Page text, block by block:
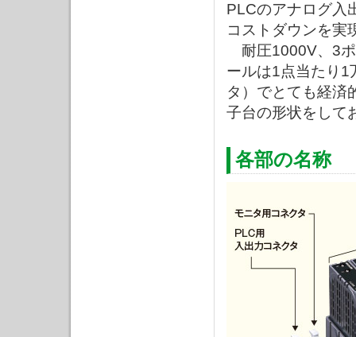
PLCのアナログ入
コストダウンを実
耐圧1000V、3ポ
ールは1点当たり1
タ）でとても経済
子台の形状をして
各部の名称